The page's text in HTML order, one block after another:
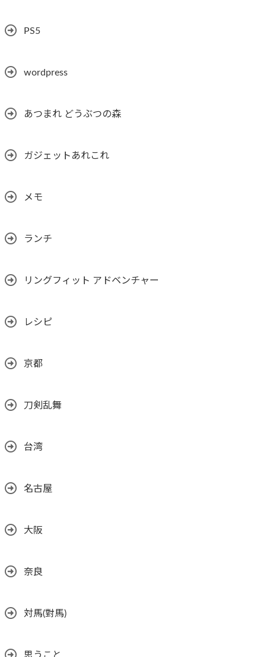
PS5
wordpress
あつまれ どうぶつの森
ガジェットあれこれ
メモ
ランチ
リングフィット アドベンチャー
レシピ
京都
刀剣乱舞
台湾
名古屋
大阪
奈良
対馬(對馬)